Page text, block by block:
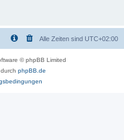
Alle Zeiten sind UTC+02:00
© phpBB Limited
phpBB.de